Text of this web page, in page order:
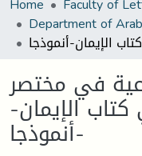
في مختصر
الإيمان-
أنموذجا-